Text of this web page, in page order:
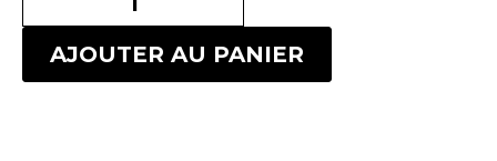
AJOUTER AU PANIER